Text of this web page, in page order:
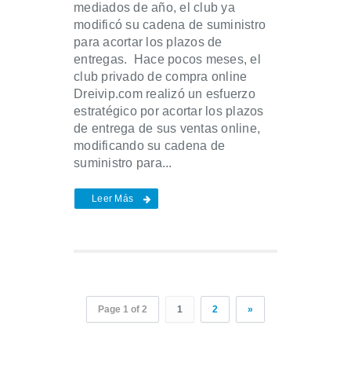
mediados de año, el club ya
modificó su cadena de suministro
para acortar los plazos de
entregas. Hace pocos meses, el
club privado de compra online
Dreivip.com realizó un esfuerzo
estratégico por acortar los plazos
de entrega de sus ventas online,
modificando su cadena de
suministro para...
Leer Más
Page 1 of 2 1 2 »